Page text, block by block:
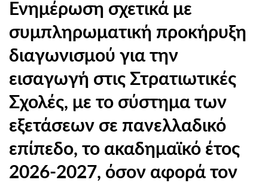
Ενημέρωση σχετικά με
συμπληρωματική προκήρυξη
διαγωνισμού για την
εισαγωγή στις Στρατιωτικές
Σχολές, με το σύστημα των
εξετάσεων σε πανελλαδικό
επίπεδο, το ακαδημαϊκό έτος
2026-2027, όσον αφορά τον